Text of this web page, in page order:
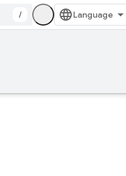
/